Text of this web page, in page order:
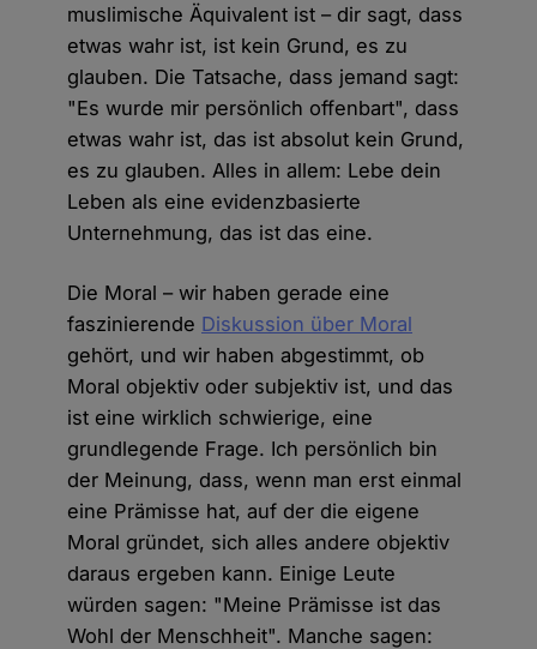
muslimische Äquivalent ist – dir sagt, dass
etwas wahr ist, ist kein Grund, es zu
glauben. Die Tatsache, dass jemand sagt:
"Es wurde mir persönlich offenbart", dass
etwas wahr ist, das ist absolut kein Grund,
es zu glauben. Alles in allem: Lebe dein
Leben als eine evidenzbasierte
Unternehmung, das ist das eine.
Die Moral – wir haben gerade eine
faszinierende Diskussion über Moral
gehört, und wir haben abgestimmt, ob
Moral objektiv oder subjektiv ist, und das
ist eine wirklich schwierige, eine
grundlegende Frage. Ich persönlich bin
der Meinung, dass, wenn man erst einmal
eine Prämisse hat, auf der die eigene
Moral gründet, sich alles andere objektiv
daraus ergeben kann. Einige Leute
würden sagen: "Meine Prämisse ist das
Wohl der Menschheit". Manche sagen: